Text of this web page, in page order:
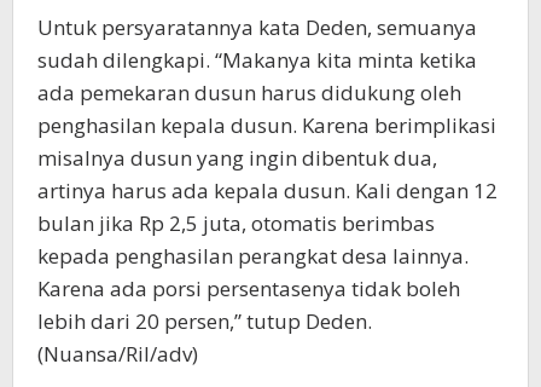
Untuk persyaratannya kata Deden, semuanya
sudah dilengkapi. “Makanya kita minta ketika
ada pemekaran dusun harus didukung oleh
penghasilan kepala dusun. Karena berimplikasi
misalnya dusun yang ingin dibentuk dua,
artinya harus ada kepala dusun. Kali dengan 12
bulan jika Rp 2,5 juta, otomatis berimbas
kepada penghasilan perangkat desa lainnya.
Karena ada porsi persentasenya tidak boleh
lebih dari 20 persen,” tutup Deden.
(Nuansa/Ril/adv)